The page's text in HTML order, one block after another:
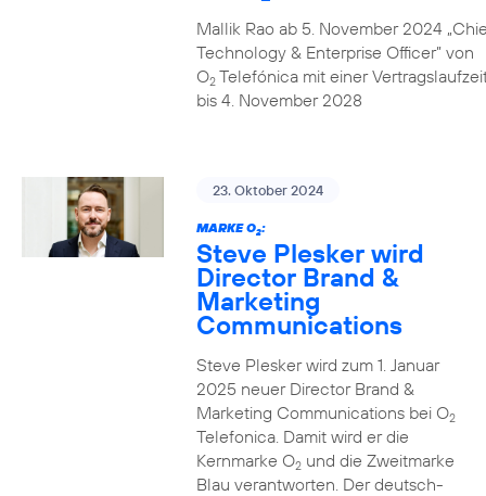
Mallik Rao ab 5. November 2024
Technology & Enterprise Officer” von
O2Telefónica mit einer
bis 4. November 2028
23. Oktober 2024
MARKE O2:
Steve Plesker wird
Director Brand &
Marketing
Communications
Steve Plesker wird zum 1. Januar
2025 neuer Director Brand &
Marketing Communications bei O2
Telefonica. Damit wird er die
Kernmarke O2und die Zweitmarke
Blau verantworten. Der deutsch-